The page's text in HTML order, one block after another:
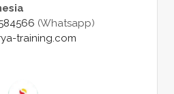
(Whatsapp)
training.com